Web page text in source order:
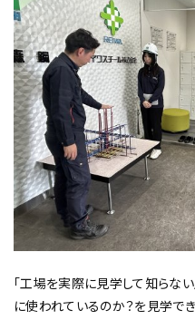
「工場を実際に見学して知らな
に使われているのか？を見学で